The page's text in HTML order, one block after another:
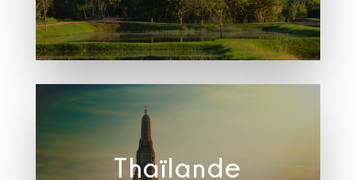
Thaïlande